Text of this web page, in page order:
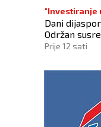
"Investiranje
investiranje
Dani
Održan
Prije 12 sati